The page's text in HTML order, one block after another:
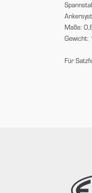
Maße:
Gewicht:
Für